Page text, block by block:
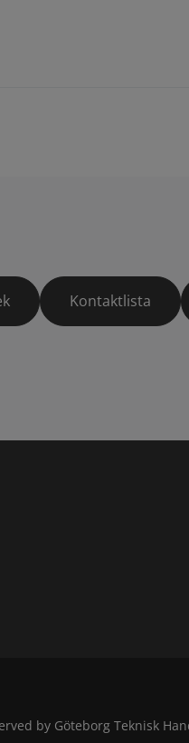
Kontaktlista
by Göteborg Teknisk